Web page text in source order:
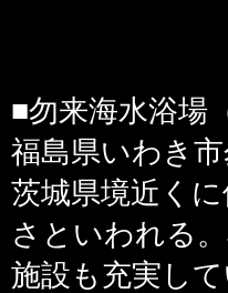
■勿来海水浴場
福島県いわき
茨城県境近く
さといわれる
施設も充実して